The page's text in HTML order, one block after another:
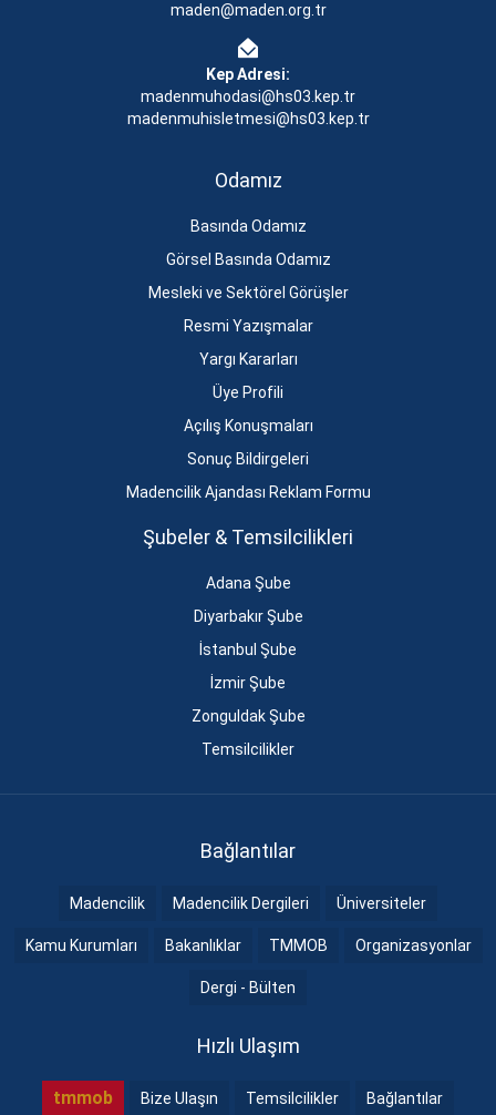
maden@maden.org.tr
Kep Adresi:
madenmuhodasi@hs03.kep.tr
madenmuhisletmesi@hs03.kep.tr
Odamız
Basında Odamız
Görsel Basında Odamız
Mesleki ve Sektörel Görüşler
Resmi Yazışmalar
Yargı Kararları
Üye Profili
Açılış Konuşmaları
Sonuç Bildirgeleri
Madencilik Ajandası Reklam Formu
Şubeler & Temsilcilikleri
Adana Şube
Diyarbakır Şube
İstanbul Şube
İzmir Şube
Zonguldak Şube
Temsilcilikler
Bağlantılar
Madencilik Madencilik Dergileri Üniversiteler
Kamu Kurumları Bakanlıklar TMMOB Organizasyonlar
Dergi - Bülten
Hızlı Ulaşım
tmmob Bize Ulaşın Temsilcilikler Bağlantılar